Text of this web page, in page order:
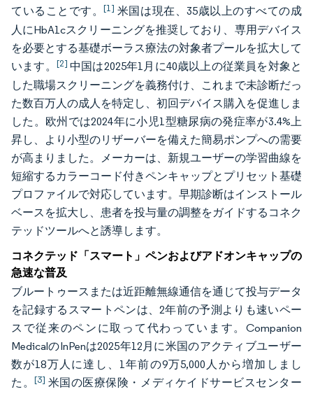
ていることです。[1] 米国は現在、35歳以上のすべての成
人にHbA1cスクリーニングを推奨しており、専用デバイス
を必要とする基礎ボーラス療法の対象者プールを拡大して
います。 [2] 中国は2025年1月に40歳以上の従業員を対象と
した職場スクリーニングを義務付け、これまで未診断だっ
た数百万人の成人を特定し、初回デバイス購入を促進しま
した。欧州では2024年に小児1型糖尿病の発症率が3.4%上
昇し、より小型のリザーバーを備えた簡易ポンプへの需要
が高まりました。メーカーは、新規ユーザーの学習曲線を
短縮するカラーコード付きペンキャップとプリセット基礎
プロファイルで対応しています。早期診断はインストール
ベースを拡大し、患者を投与量の調整をガイドするコネク
テッドツールへと誘導します。
コネクテッド「スマート」ペンおよびアドオンキャップの
急速な普及
ブルートゥースまたは近距離無線通信を通じて投与データ
を記録するスマートペンは、2年前の予測よりも速いペー
スで従来のペンに取って代わっています。Companion
MedicalのInPenは2025年12月に米国のアクティブユーザー
数が18万人に達し、1年前の9万5,000人から増加しまし
た。[3] 米国の医療保険・メディケイドサービスセンター